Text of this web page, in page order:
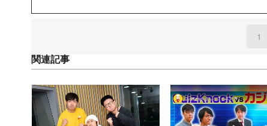
1
関連記事